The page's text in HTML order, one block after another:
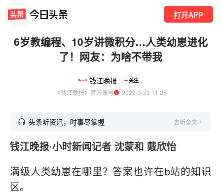
打开APP
6岁教编程、10岁讲微积分…人类幼崽进化
了！网友：为啥不带我
钱江晚报 关注
《钱江晚报》官方账号
  2022-3-23 11:25
头条听资讯，时事尽掌握 去听全文
钱江晚报·小时新闻记者 沈蒙和 戴欣怡
满级人类幼崽在哪里？答案也许在b站的知识
区。